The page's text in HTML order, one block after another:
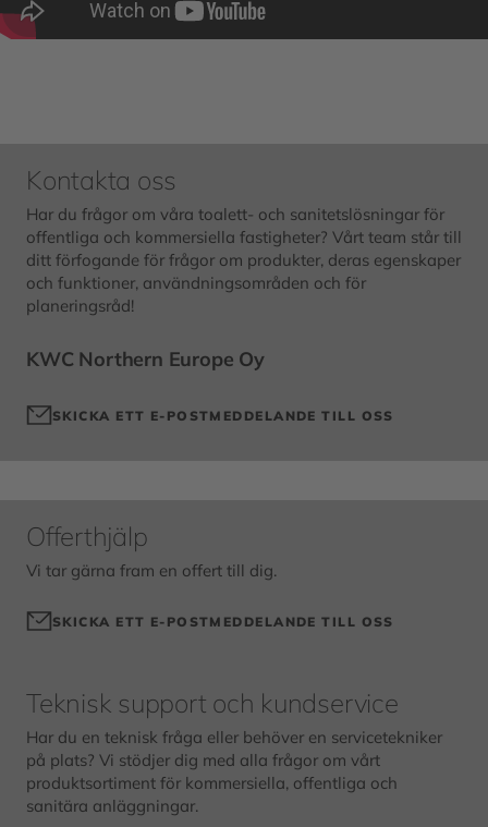
Kontakta oss
Har du frågor om våra toalett- och sanitetslösningar för
offentliga och kommersiella fastigheter? Vårt team står till
ditt förfogande för frågor om produkter, deras egenskaper
och funktioner, användningsområden och för
planeringsråd!
KWC Northern Europe Oy
SKICKA ETT E-POSTMEDDELANDE TILL OSS
Offerthjälp
Vi tar gärna fram en offert till dig.
SKICKA ETT E-POSTMEDDELANDE TILL OSS
Teknisk support och kundservice
Har du en teknisk fråga eller behöver en servicetekniker
på plats? Vi stödjer dig med alla frågor om vårt
produktsortiment för kommersiella, offentliga och
sanitära anläggningar.